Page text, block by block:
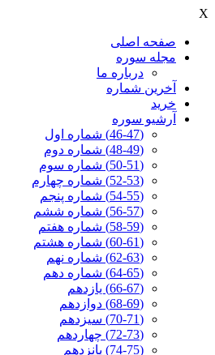
X
صفحه اصلی
مجله سوره
درباره ما
آخرين شماره
خرید
آرشیو سوره
(46-47) شماره اول
(48-49) شماره دوم
(50-51) شماره سوم
(52-53) شماره چهارم
(54-55) شماره پنجم
(56-57) شماره ششم
(58-59) شماره هفتم
(60-61) شماره هشتم
(62-63) شماره نهم
(64-65) شماره دهم
(66-67) یازدهم
(68-69) دوازدهم
(70-71) سیزدهم
(72-73) چهاردهم
(74-75) پانزدهم